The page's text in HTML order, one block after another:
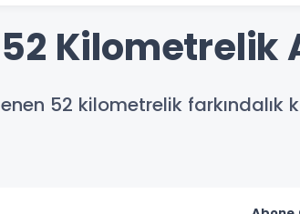
52 Kilometrelik
52 kilometrelik